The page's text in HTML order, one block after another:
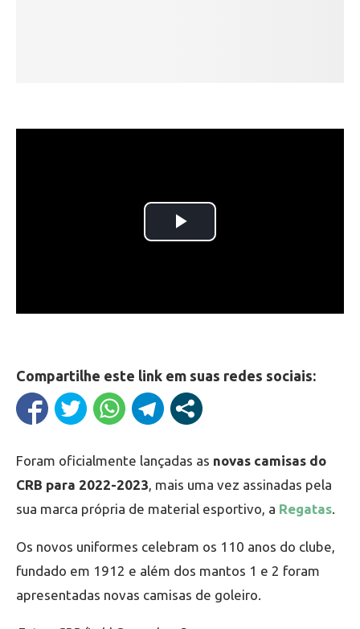
Compartilhe este link em suas redes sociais:
Foram oficialmente lançadas as novas camisas do
CRB para 2022-2023, mais uma vez assinadas pela
sua marca própria de material esportivo, a Regatas.
Os novos uniformes celebram os 110 anos do clube,
fundado em 1912 e além dos mantos 1 e 2 foram
apresentadas novas camisas de goleiro.